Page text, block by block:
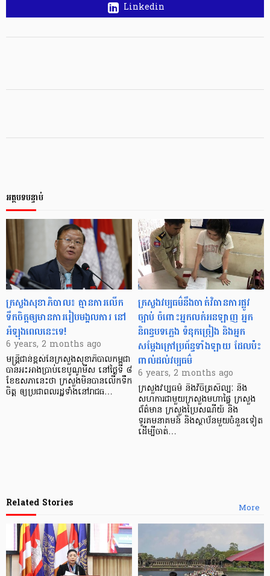
Linkedin
អត្ថបទបន្ទាប់
ក្រសួងសុខាភិបាល៖ គ្មានការលើក
ទឹកចិត្តឲ្យមានការរៀបមង្គលការ នៅ
អំឡុងពេលនេះទេ!
6 years, 2 months ago
មន្ត្រីជាន់ខ្ពស់នៃក្រសួងសុខាភិបាលកម្ពុជា
បានអះអាងប្រាប់ខេបូណូមីស នៅថ្ងៃទី ៨
ខែឧសភានេះថា ក្រសួងមិនបានលើកទឹក
ចិត្ត ឲ្យប្រជាពលរដ្ឋទាំងនៅរាជធ…
ក្រសួងវប្បធម៌នឹងចាត់វិធានការផ្លូវ
ច្បាប់ ចំពោះអ្នកលក់អនឡាញ អ្នក
និពន្ធបទភ្លេង ទំនុកច្រៀង និងអ្នក
សម្តែងក្រៅប្រព័ន្ធទាំងឡាយ ដែលប៉ះ
ពាល់ដល់វប្បធម៌
6 years, 2 months ago
ក្រសួងវប្បធម៌ និងវិចិត្រសិល្បៈ នឹង
សហការជាមួយក្រសួងមហាផ្ទៃ ក្រសួង
ព័ត៌មាន ក្រសួងប្រៃសណីយ៍ និង
ទូរគមនាគមន៍ និងស្ថាប័នមួយចំនួនទៀត
ដើម្បីចាត់…
More
Related Stories